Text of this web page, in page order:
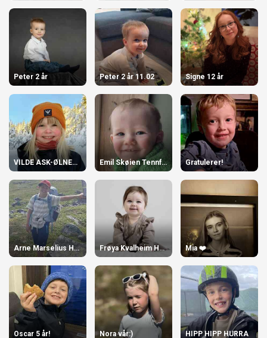
Peter 2 år Peter 2 år 11.02 Signe 12 år
VILDE ASK-ØLNES 7 ÅR Emil Skøien Tennfjord 1 år! Gratulerer!
Arne Marselius Høydal 10 år! Frøya Kvalheim Hoggen, 1 år Mia ❤️
Oscar 5 år! Nora vår:) HIPP HIPP HURRA